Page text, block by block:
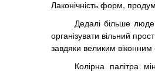
Лаконічність форм,
Дедалі більше
організувати вільний
завдяки великим
Колірна палітра